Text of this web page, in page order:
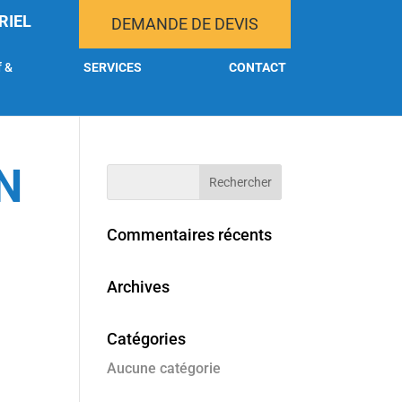
SERVICES
DEMANDE DE DEVIS
CONTACT
&
Commentaires récents
Archives
Catégories
Aucune catégorie